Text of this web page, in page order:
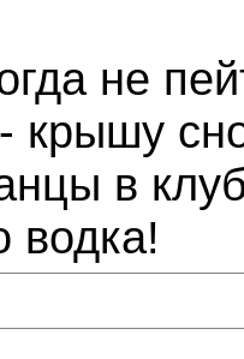
не
крышу
в
водка!